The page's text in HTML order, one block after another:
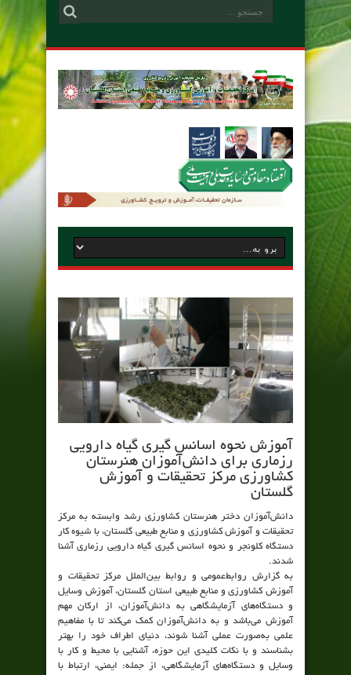
آموزش نحوه اسانس گیری گیاه دارویی
رزماری برای دانش‌آموزان هنرستان
کشاورزی مرکز تحقیقات و آموزش
گلستان
دانش‌آموزان دختر هنرستان کشاورزی رشد وابسته به مرکز
تحقیقات و آموزش کشاورزی و منابع طبیعی گلستان، با شیوه کار
دستگاه کلونجر و نحوه اسانس گیری گیاه دارویی رزماری آشنا
شدند.
به گزارش روابط‌عمومی و روابط بین‌الملل مرکز تحقیقات و
آموزش کشاورزی و منابع طبیعی استان گلستان، آموزش وسایل
و دستگاه‌های آزمایشگاهی به دانش‌آموزان، از ارکان مهم
آموزش می‌باشد و به دانش‌آموزان کمک می‌کند تا با مفاهیم
علمی به‌صورت عملی آشنا شوند، دنیای اطراف خود را بهتر
بشناسند و با نکات کلیدی این حوزه، آشنایی با محیط و کار با
وسایل و دستگاه‌های آزمایشگاهی، از جمله: ایمنی، ارتباط با